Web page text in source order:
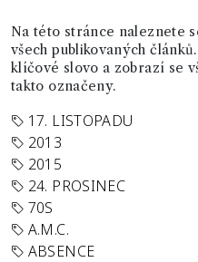
Na této stránce naleznete
všech publikovaných
klíčové slovo a zobrazí se
takto označeny.
17. LISTOPADU
2013
2015
24. PROSINEC
70S
A.M.C.
ABSENCE